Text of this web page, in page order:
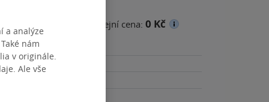
Minimální prodejní cena: 0 Kč
a analýze
nám
v originále.
Ale vše